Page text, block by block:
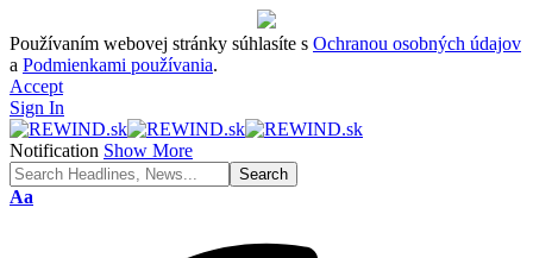
Používaním webovej stránky súhlasíte s Ochranou osobných údajov
a Podmienkami používania.
Accept
Sign In
Notification Show More
Font
Aa